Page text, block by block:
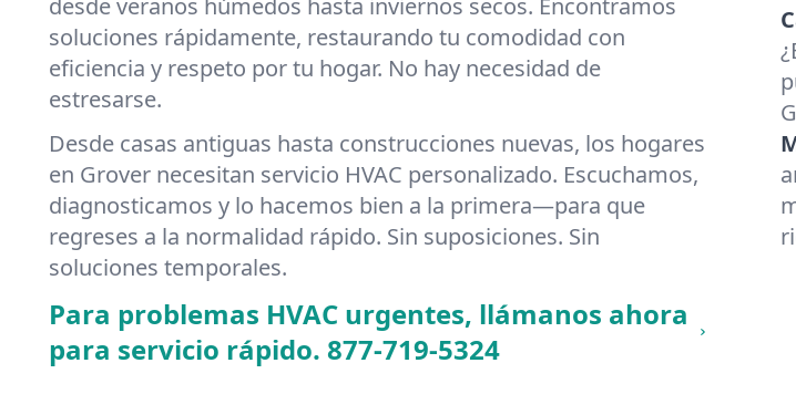
desde veranos húmedos hasta inviernos secos. Encontramos
soluciones rápidamente, restaurando tu comodidad con
eficiencia y respeto por tu hogar. No hay necesidad de
estresarse.
Desde casas antiguas hasta construcciones nuevas, los hogares
en Grover necesitan servicio HVAC personalizado. Escuchamos,
diagnosticamos y lo hacemos bien a la primera—para que
regreses a la normalidad rápido. Sin suposiciones. Sin
soluciones temporales.
Para problemas HVAC urgentes, llámanos ahora
para servicio rápido. 877-719-5324